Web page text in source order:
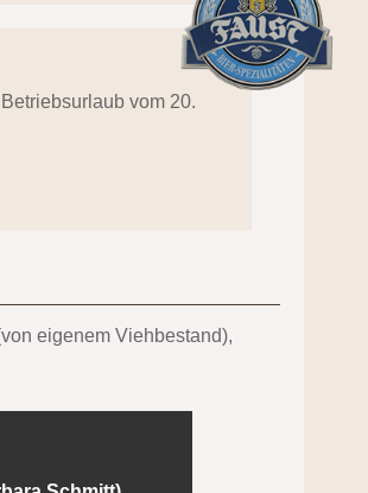
vom 20.
eigenem Viehbestand),